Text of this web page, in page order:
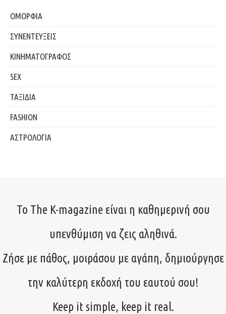
ΟΜΟΡΦΙΑ
ΣΥΝΕΝΤΕΥΞΕΙΣ
ΚΙΝΗΜΑΤΟΓΡΑΦΟΣ
SEX
ΤΑΞΙΔΙΑ
FASHION
ΑΣΤΡΟΛΟΓΙΑ
Το The K-magazine είναι η καθημερινή σου
υπενθύμιση να ζεις αληθινά.
Ζήσε με πάθος, μοιράσου με αγάπη, δημιούργησε
την καλύτερη εκδοχή του εαυτού σου!
Keep it simple, keep it real.